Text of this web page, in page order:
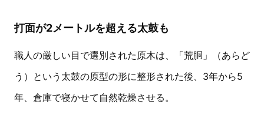
打面が2メートルを超える太鼓も
職人の厳しい目で選別された原木は、「荒胴」（あらど
う）という太鼓の原型の形に整形された後、3年から5
年、倉庫で寝かせて自然乾燥させる。